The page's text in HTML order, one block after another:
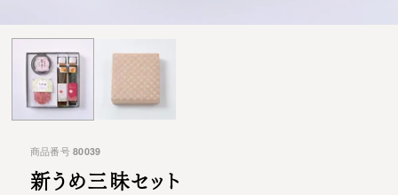
商品番号 80039
新うめ三昧セット